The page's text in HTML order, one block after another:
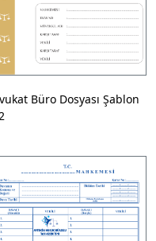
Büro Dosyası Şablon